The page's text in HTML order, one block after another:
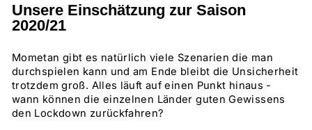
Unsere Einschätzung zur Saison
2020/21
Mometan gibt es natürlich viele Szenarien die man
durchspielen kann und am Ende bleibt die Unsicherheit
trotzdem groß. Alles läuft auf einen Punkt hinaus -
wann können die einzelnen Länder guten Gewissens
den Lockdown zurückfahren?